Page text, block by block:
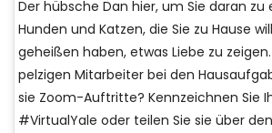
Der hübsche Dan hier, um Sie daran zu
Hunden und Katzen, die Sie zu Hause
geheißen haben, etwas Liebe zu
pelzigen Mitarbeiter bei den
sie Zoom-Auftritte? Kennzeichnen Sie
#VirtualYale oder teilen Sie sie über den